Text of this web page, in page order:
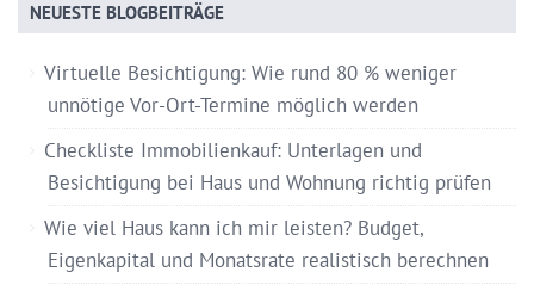
NEUESTE BLOGBEITRÄGE
Virtuelle Besichtigung: Wie rund 80 % weniger
unnötige Vor-Ort-Termine möglich werden
Checkliste Immobilienkauf: Unterlagen und
Besichtigung bei Haus und Wohnung richtig prüfen
Wie viel Haus kann ich mir leisten? Budget,
Eigenkapital und Monatsrate realistisch berechnen